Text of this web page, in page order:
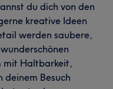
du dich von den
kreative Ideen
werden saubere,
mit Haltbarkeit,
deinem Besuch